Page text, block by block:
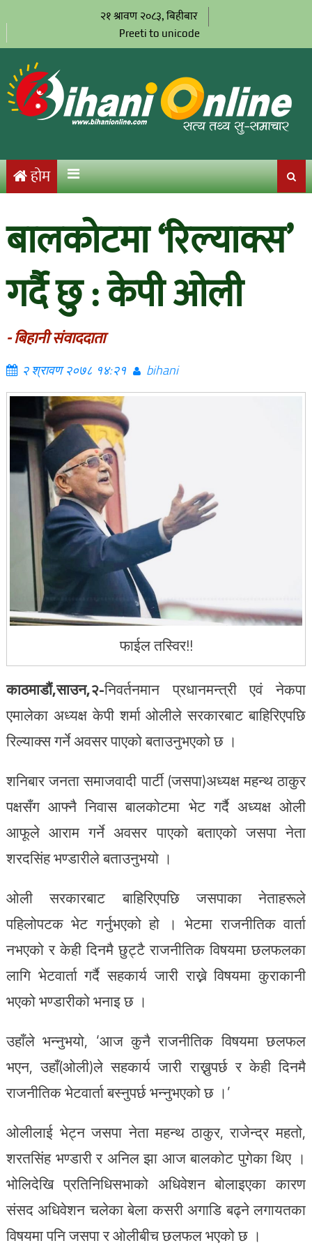
२१ श्रावण २०८३, बिहीबार
Preeti to unicode
होम
बालकोटमा ‘रिल्याक्स’
गर्दै छु : केपी ओली
- बिहानी संवाददाता
२ श्रावण २०७८ १४:२१ bihani
फाईल तस्विर!!
काठमाडौं,साउन,२-निवर्तनमान प्रधानमन्त्री एवं नेकपा
एमालेका अध्यक्ष केपी शर्मा ओलीले सरकारबाट बाहिरिएपछि
रिल्याक्स गर्ने अवसर पाएको बताउनुभएको छ ।
शनिबार जनता समाजवादी पार्टी (जसपा)अध्यक्ष महन्थ ठाकुर
पक्षसँग आफ्नै निवास बालकोटमा भेट गर्दै अध्यक्ष ओली
आफूले आराम गर्ने अवसर पाएको बताएको जसपा नेता
शरदसिंह भण्डारीले बताउनुभयो ।
ओली सरकारबाट बाहिरिएपछि जसपाका नेताहरूले
पहिलोपटक भेट गर्नुभएको हो । भेटमा राजनीतिक वार्ता
नभएको र केही दिनमै छुट्टै राजनीतिक विषयमा छलफलका
लागि भेटवार्ता गर्दै सहकार्य जारी राख्ने विषयमा कुराकानी
भएको भण्डारीको भनाइ छ ।
उहाँले भन्नुभयो, ‘आज कुनै राजनीतिक विषयमा छलफल
भएन, उहाँ(ओली)ले सहकार्य जारी राख्नुपर्छ र केही दिनमै
राजनीतिक भेटवार्ता बस्नुपर्छ भन्नुभएको छ ।’
ओलीलाई भेट्न जसपा नेता महन्थ ठाकुर, राजेन्द्र महतो,
शरतसिंह भण्डारी र अनिल झा आज बालकोट पुगेका थिए ।
भोलिदेखि प्रतिनिधिसभाको अधिवेशन बोलाइएका कारण
संसद अधिवेशन चलेका बेला कसरी अगाडि बढ्ने लगायतका
विषयमा पनि जसपा र ओलीबीच छलफल भएको छ ।